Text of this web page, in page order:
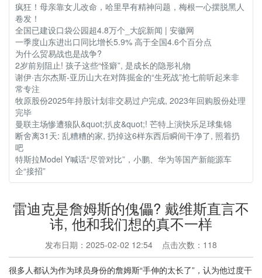
疯狂！母亲靠女儿改命，哈里早有精神问题，梅根一心摆脱黑人
卷发！
全国已建设口袋公园超4.8万个_大皖新闻 | 安徽网
一季度山东进出口同比增长5.9% 高于全国4.6个百分点
为什么贸易战也是战争?
2岁前别阻止! 孩子这些“怪癖”, 是成长的隐形礼物
谢伊·吉尔杰斯-亚历山大在对阵掘金的“生死战”抢七前听起来非
常专注
牧原股份2025年持股计划非交易过户完成, 2023年回购股份处理
完毕
曼联主场惨遭狼队&quot;扒皮&quot;! 芒特上演快乐足球集锦
断舍离31天: 乱糟糟的家, 扔掉这6样东西后瞬间干净了, 照着扔
吧
特斯拉Model Y喊话“尽管对比”，小鹏、华为等国产新能源车
企“接招”
雷迪克是詹姆斯的傀儡? 戴维斯直言不
讳, 他和我们想的真不一样
发布日期：2025-02-02 12:54 点击次数：118
很多人都认为作为球员身份的詹姆斯“手伸的太长了”，认为他过度干